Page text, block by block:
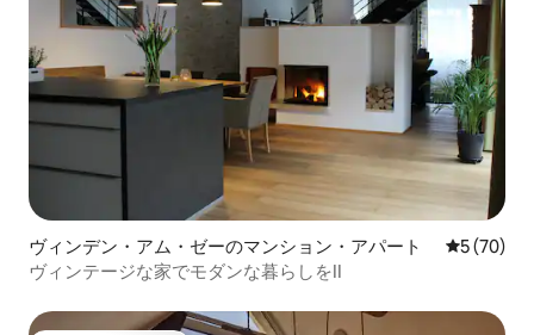
ヴィンデン・アム・ゼーのマンション・アパート レビュー
5 (70)
ヴィンテージな家でモダンな暮らしをII